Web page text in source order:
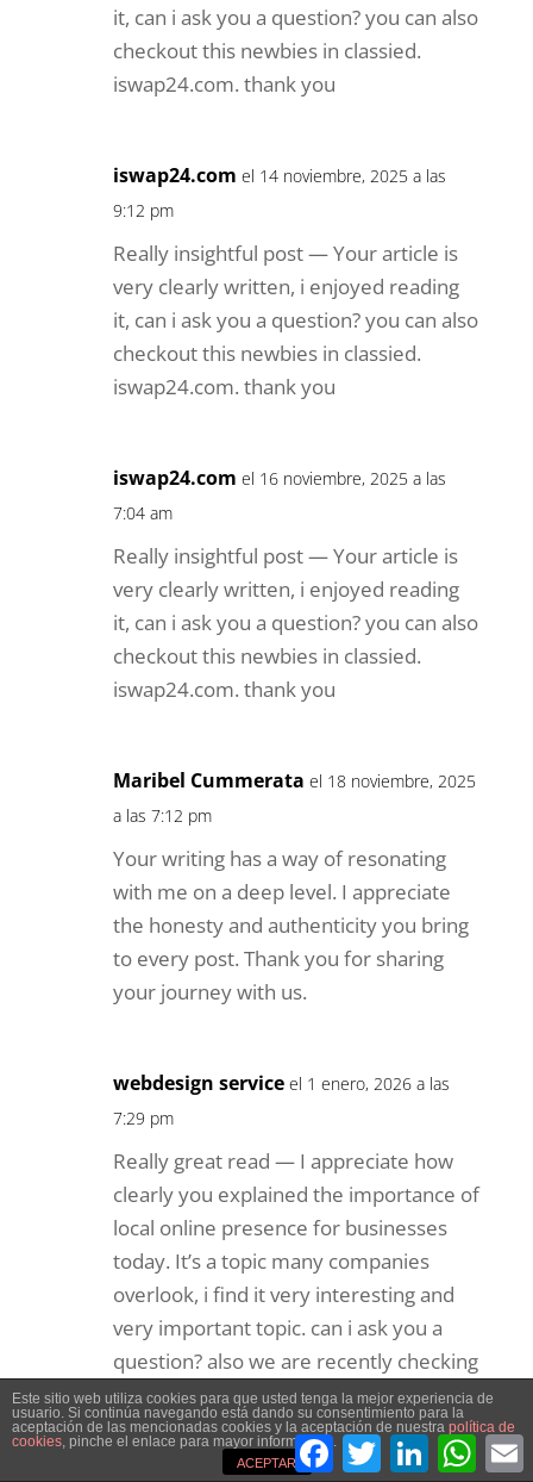
it, can i ask you a question? you can also
checkout this newbies in classied.
iswap24.com. thank you
iswap24.com el 14 noviembre, 2025 a las
9:12 pm
Really insightful post — Your article is
very clearly written, i enjoyed reading
it, can i ask you a question? you can also
checkout this newbies in classied.
iswap24.com. thank you
iswap24.com el 16 noviembre, 2025 a las
7:04 am
Really insightful post — Your article is
very clearly written, i enjoyed reading
it, can i ask you a question? you can also
checkout this newbies in classied.
iswap24.com. thank you
Maribel Cummerata el 18 noviembre, 2025
a las 7:12 pm
Your writing has a way of resonating
with me on a deep level. I appreciate
the honesty and authenticity you bring
to every post. Thank you for sharing
your journey with us.
webdesign service el 1 enero, 2026 a las
7:29 pm
Really great read — I appreciate how
clearly you explained the importance of
local online presence for businesses
today. It’s a topic many companies
overlook, i find it very interesting and
very important topic. can i ask you a
question? also we are recently checking
out this newbies in the webdesign
industry., you can take a look . waiting
to ask my question if allowed. Thank
Facebook
TwitterLinkedIn
Este sitio web utiliza cookies para que usted tenga la mejor experiencia de
usuario. Si continúa navegando está dando su consentimiento para la
aceptación de las mencionadas cookies y la aceptación de nuestra política de
cookies, pinche el enlace para mayor información.
ACEPTAR